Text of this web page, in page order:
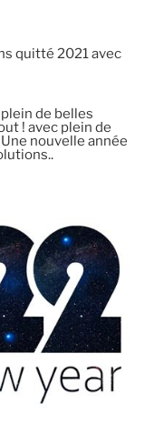
quitté 2021 avec
de belles
! avec plein de
nouvelle année